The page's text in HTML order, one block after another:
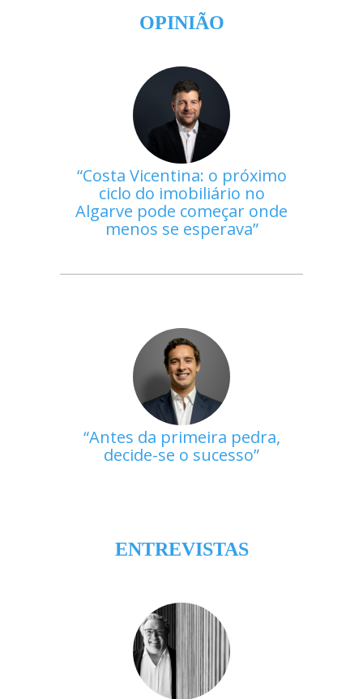
OPINIÃO
Costa Vicentina: o próximo
ciclo do imobiliário no
Algarve pode começar onde
menos se esperava
Antes da primeira pedra,
decide-se o sucesso
ENTREVISTAS